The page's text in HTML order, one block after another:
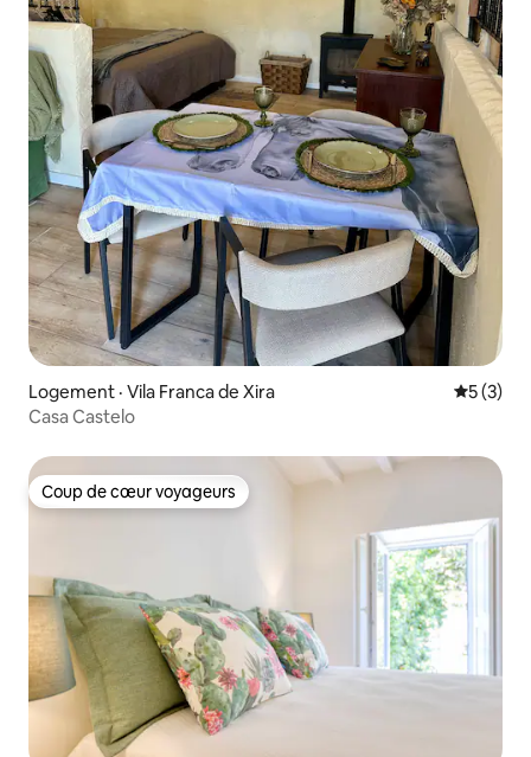
Logement · Vila Franca de Xira Note
5 (3)
Casa Castelo
Coup de cœur voyageurs
Coup de cœur voyageurs